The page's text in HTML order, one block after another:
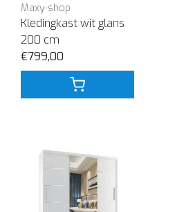
Maxy-shop
Kledingkast wit glans
200 cm
€799,00